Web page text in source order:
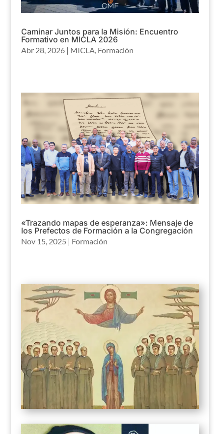
Caminar Juntos para la Misión: Encuentro
Formativo en MICLA 2026
Abr 28, 2026| MICLA Formación
«Trazando mapas de esperanza»: Mensaje de
los Prefectos de Formación a la Congregación
Nov 15, 2025 | Formación